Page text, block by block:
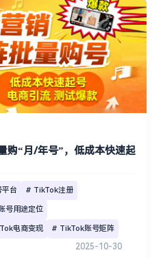
购“月/年号”，低成本快速起
台 # TikTok注册
号用途定位
电商变现 # TikTok账号矩阵
2025-10-30